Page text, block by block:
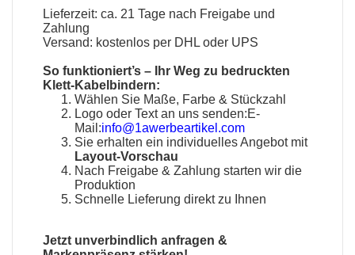
Lieferzeit: ca. 21 Tage nach Freigabe und
Zahlung
Versand: kostenlos per DHL oder UPS
So funktioniert’s – Ihr Weg zu bedruckten
Klett-Kabelbindern:
Wählen Sie Maße, Farbe & Stückzahl
Logo oder Text an uns senden:E-
Mail:info@1awerbeartikel.com
Sie erhalten ein individuelles Angebot mit
Layout-Vorschau
Nach Freigabe & Zahlung starten wir die
Produktion
Schnelle Lieferung direkt zu Ihnen
Jetzt unverbindlich anfragen &